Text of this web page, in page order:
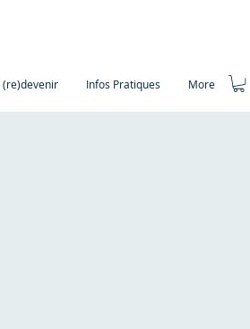
(re)devenir Infos Pratiques More